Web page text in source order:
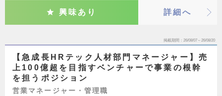
興味あり 詳細へ
掲載期間 26/08/07～26/08/20
【急成長HRテック人材部門マネージャー】売
上100億超を目指すベンチャーで事業の根幹
を担うポジション
営業マネージャー・管理職